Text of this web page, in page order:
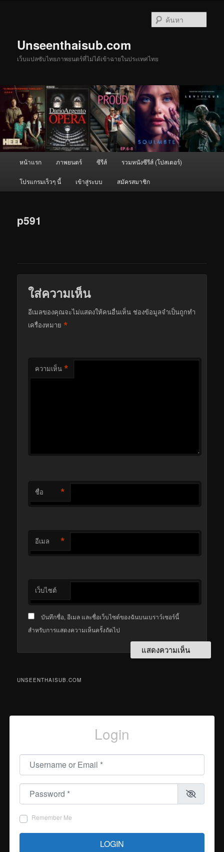
Unseenthaisub.com
เว็บแปลซับไทยภาพยนตร์ที่ไม่ได้เข้าฉายในประเทศไทย
หน้าแรก ภาพยนตร์ ซีรีส์ รวมหนังซีรีส์ (โปสเตอร์)
โปรแกรมเร็วๆ นี้ เข้าสู่ระบบ สมัครสมาชิก
p591
ใส่ความเห็น
อีเมลของคุณจะไม่แสดงให้คนอื่นเห็น ช่องข้อมูลจำเป็นถูกทำ
เครื่องหมาย*
ความเห็น *
ชื่อ *
อีเมล *
เว็บไซต์
บันทึกชื่อ, อีเมล และชื่อเว็บไซต์ของฉันบนเบราว์เซอร์นี้
สำหรับการแสดงความเห็นครั้งถัดไป
UNSEENTHAISUB.COM
Login
Username or Email
Password
Remember Me
LOGIN